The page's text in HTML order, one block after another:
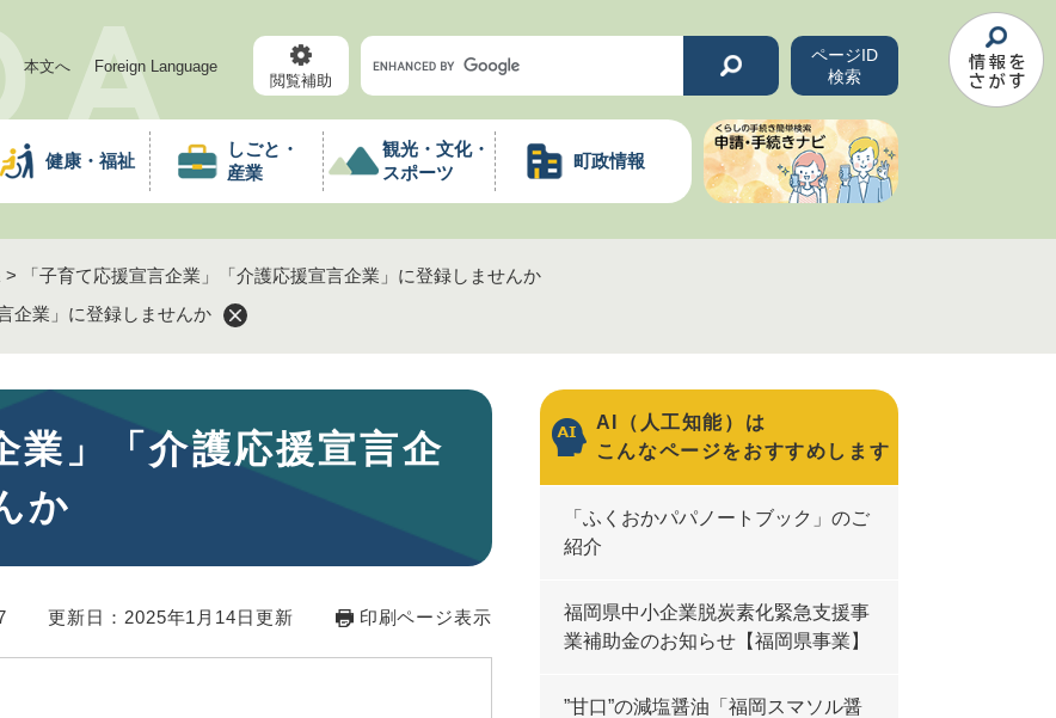
本文へ
Foreign Language
閲覧補助
キ
ド
ページID
検索
健康・福祉
しごと・
産業
観光・文化・
スポーツ
町政情報
> 「子育て応援宣言企業」「介護応援宣言企業」に登録しませんか
企業」に登録しませんか
業」「介護応援宣言企
か
更新日：2025年1月14日更新 印刷ページ表示
AI（人工知能）は
こんなページをおすすめします
「ふくおかパパノートブック」のご
紹介
福岡県中小企業脱炭素化緊急支援事
業補助金のお知らせ【福岡県事業】
”甘口”の減塩醤油「福岡スマソル醤